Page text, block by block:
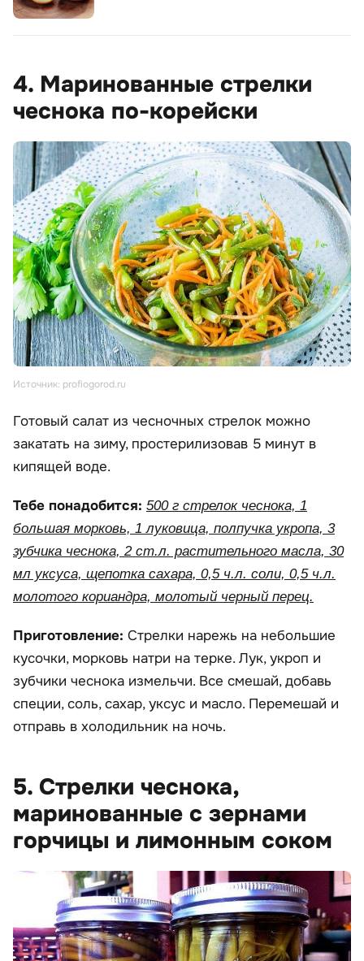
4. Маринованные стрелки
чеснока по-корейски
Источник: profiogorod.ru
Готовый салат из чесночных стрелок можно
закатать на зиму, простерилизовав 5 минут в
кипящей воде.
Тебе понадобится: 500 г стрелок чеснока, 1
большая морковь, 1 луковица, полпучка укропа, 3
зубчика чеснока, 2 ст.л. растительного масла, 30
мл уксуса, щепотка сахара, 0,5 ч.л. соли, 0,5 ч.л.
молотого кориандра, молотый черный перец.
Приготовление: Стрелки нарежь на небольшие
кусочки, морковь натри на терке. Лук, укроп и
зубчики чеснока измельчи. Все смешай, добавь
специи, соль, сахар, уксус и масло. Перемешай и
отправь в холодильник на ночь.
5. Стрелки чеснока,
маринованные с зернами
горчицы и лимонным соком